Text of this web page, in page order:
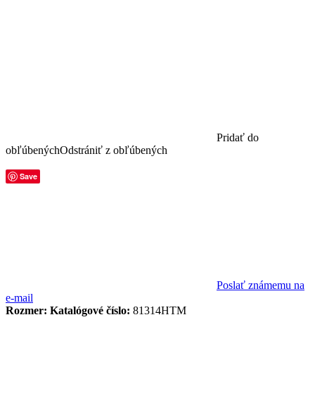
Pridať do
obľúbenýchOdstrániť z obľúbených
Save
Poslať známemu na
e-mail
Rozmer: Katalógové číslo: 81314HTM